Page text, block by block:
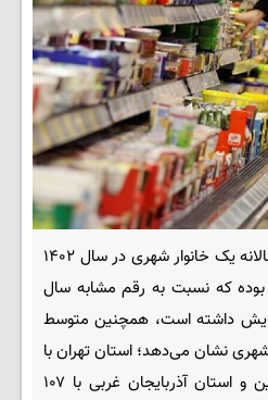
متوسط هزینه کل خالص سالانه یک خانوار شهری در سال ۱۴۰۲
تومان بوده که نسبت به رقم مشابه سال
درصد افزایش داشته است، همچنین متوسط
نشان می‌دهد؛ استان تهران با
۳۳۰ میلیون تومان بیشترین و استان آذربایجان غربی با ۱۰۷